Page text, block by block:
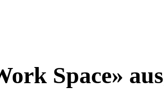
Space»